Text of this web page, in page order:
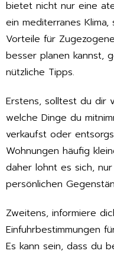
bietet nicht nur eine
ein mediterranes
Vorteile für
besser planen kannst,
nützliche Tipps.
Erstens, solltest du dir
welche Dinge du
verkaufst oder
Wohnungen häufig
daher lohnt es sich,
persönlichen
Zweitens, informiere
Einfuhrbestimmungen
Es kann sein, dass du